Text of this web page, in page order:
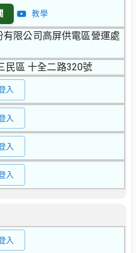
教學
有限公司高屏供電區營運處
民區 十全二路320號
入
入
入
入
入